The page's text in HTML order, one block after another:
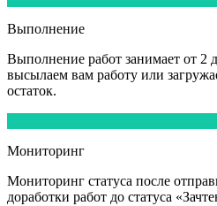
Выполнение
Выполнение работ занимает от 2
высылаем вам работу или
остаток.
Мониторинг
Мониторинг статуса после
доработки работ до статуса